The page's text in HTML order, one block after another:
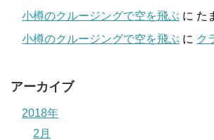
小樽のクルージングで空を飛ぶ に た
小樽のクルージングで空を飛ぶ に ク
アーカイブ
2018年
2月